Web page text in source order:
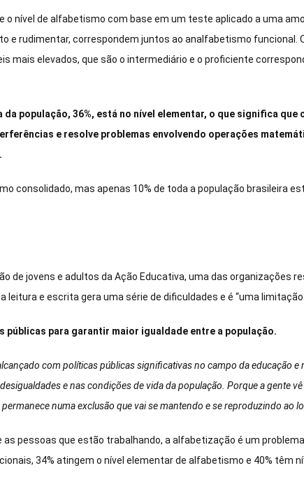
o nível de alfabetismo com base em um teste aplicado a uma
e rudimentar, correspondem juntos ao analfabetismo funcional.
mais elevados, que são o intermediário e o proficiente
população, 36%, está no nível elementar, o que significa que
e resolve problemas envolvendo operações
consolidado, mas apenas 10% de toda a população brasileira
de jovens e adultos da Ação Educativa, uma das organizações
leitura e escrita gera uma série de dificuldades e é “uma limitação
públicas para garantir maior igualdade entre a população.
com políticas públicas significativas no campo da educação e
e nas condições de vida da população. Porque a gente
numa exclusão que vai se mantendo e se reproduzindo ao
pessoas que estão trabalhando, a alfabetização é um
34% atingem o nível elementar de alfabetismo e 40% têm